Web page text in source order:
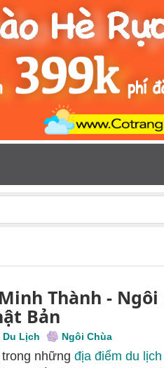
Thành -
Bản
Lịch Ngôi Chùa
những địa điểm du